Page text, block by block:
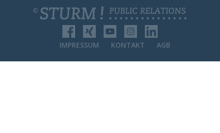
©
IMPRESSUM KONTAKT AGB